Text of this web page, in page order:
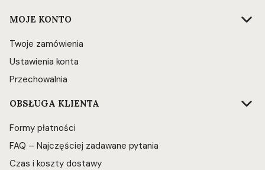
Linki w stopce
MOJE KONTO
Twoje zamówienia
Ustawienia konta
Przechowalnia
OBSŁUGA KLIENTA
Formy płatności
FAQ – Najczęściej zadawane pytania
Czas i koszty dostawy